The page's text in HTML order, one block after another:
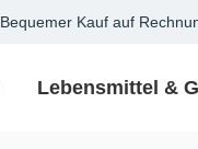
Bequemer Kauf auf
Lebensmittel &